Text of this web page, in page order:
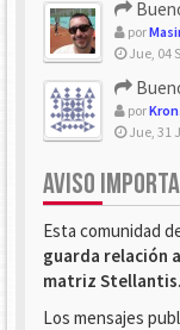
por
Jue, 04
por
Jue, 31
AVISO
Esta comunidad
guarda relación
matriz Stellantis.
Los mensajes